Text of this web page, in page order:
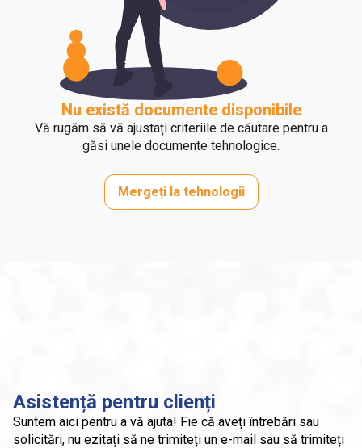
Nu există documente disponibile
Vă rugăm să vă ajustați criteriile de căutare pentru a
găsi unele documente tehnologice.
Mergeți la tehnologii
Asistență pentru clienți
Suntem aici pentru a vă ajuta! Fie că aveți întrebări sau
solicitări, nu ezitați să ne trimiteți un e-mail sau să trimiteți